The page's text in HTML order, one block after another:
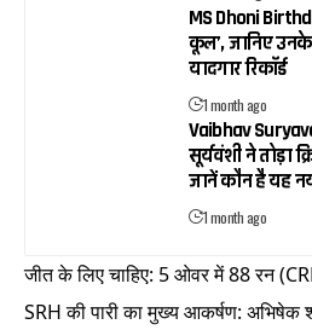
MS Dhoni
कूल’, जानिए
यादगार रिकॉर्ड
1 month ago
Vaibhav
सूर्यवंशी ने तोड़ा
जानें कौन है यह
1 month ago
जीत के लिए चाहिए: 5 ओवर में 88 रन
SRH की पारी का मुख्य आकर्षण: अभिषेक